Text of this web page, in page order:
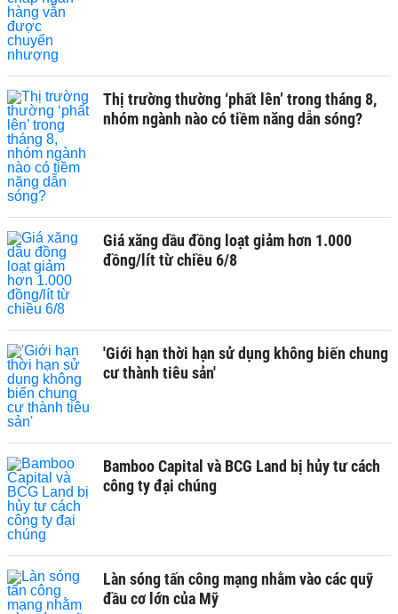
Thị trường thường ‘phất lên’ trong tháng 8,
nhóm ngành nào có tiềm năng dẫn sóng?
Giá xăng dầu đồng loạt giảm hơn 1.000
đồng/lít từ chiều 6/8
'Giới hạn thời hạn sử dụng không biến chung
cư thành tiêu sản'
Bamboo Capital và BCG Land bị hủy tư cách
công ty đại chúng
Làn sóng tấn công mạng nhằm vào các quỹ
đầu cơ lớn của Mỹ